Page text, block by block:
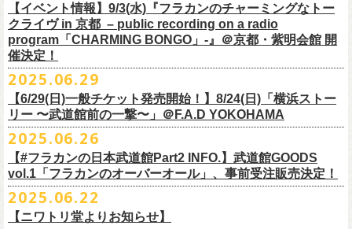
素材 ： 綿100％ キャンパス
サイズ：高さ40cm , 袋口幅48cm , 底幅33cm , 奥行(マチ)15cm , ハンド
ル長58cm , 内容量約15L
■vol.7
ゲスト：Novel Core
https://www.youtube.com/watch?v=I8Zw-h9Anxg
★応募期間
2025年7月23日(水)〜2025年8月12日(火) 23:59まで
※その他詳細はキャンペーン公式ページ記載の応募規約をご確認くださ
い
■受付期間：7/16(水)17:00 ～ 8/24(日)22:59 ＊超早期ご注文特典ステッ
カー付き：〜7/21(月祝)23:59 まで
■発送予定：9月12日前後
＊その他詳細は上記通販ページをご確認ください
2度目の日本武道館公演「フラカンの日本武道館 Part2 〜超・今が旬〜」
◎「CHICKEN SKIN RECORDS ガジェットポーチ」
価格：2000円(税込)
カラー：ブラック、レッド
サイズ：125×97×42ｍｍ
【イベント情報】9/3(水)『フラカンのチャーミングなトー
クライヴ in 京都 – public recording on a radio
program「CHARMING BONGO」-』＠京都・紫明会館 開
催決定！
2025.06.29
【6/29(日)一般チケット発売開始！】8/24(日)「横浜ストー
リー 〜武道館前の一撃〜」＠F.A.D YOKOHAMA
2025.06.26
【#フラカンの日本武道館Part2 INFO.】武道館GOODS
vol.1「フラカンのオーバーオール」、事前受注販売決定！
2025.06.22
【ニワトリ堂よりお知らせ】